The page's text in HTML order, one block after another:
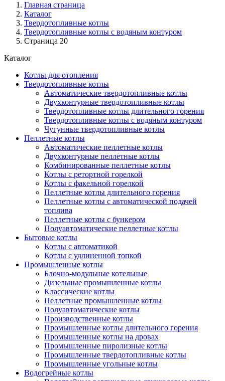
Главная страница
Каталог
Твердотопливные котлы
Твердотопливные котлы с водяным контуром
Страница 20
Каталог
Котлы для отопления
Твердотопливные котлы
Автоматические твердотопливные котлы
Двухконтурные твердотопливные котлы
Твердотопливные котлы длительного горения
Твердотопливные котлы с водяным контуром
Чугунные твердотопливные котлы
Пеллетные котлы
Автоматические пеллетные котлы
Двухконтурные пеллетные котлы
Комбинированные пеллетные котлы
Котлы с ретортной горелкой
Котлы с факельной горелкой
Пеллетные котлы длительного горения
Пеллетные котлы с автоматической подачей
топлива
Пеллетные котлы с бункером
Полуавтоматические пеллетные котлы
Бытовые котлы
Котлы с автоматикой
Котлы с удлиненной топкой
Промышленные котлы
Блочно-модульные котельные
Дизельные промышленные котлы
Классические котлы
Пеллетные промышленные котлы
Полуавтоматические котлы
Производственные котлы
Промышленные котлы длительного горения
Промышленные котлы на дровах
Промышленные пиролизные котлы
Промышленные твердотопливные котлы
Промышленные угольные котлы
Водогрейные котлы